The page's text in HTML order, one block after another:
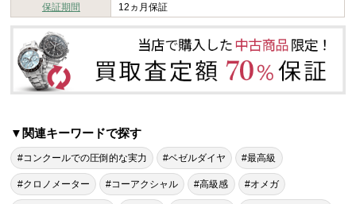
保証期間
12ヵ月保証
▼関連キーワードで探す
#コンクールでの圧倒的な実力 #ベゼルダイヤ #最高級
#クロノメーター #コーアクシャル #高級感 #オメガ